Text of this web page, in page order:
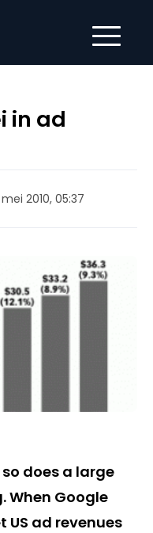
in ad
mei 2010, 05:37
does a large
When Google
US ad revenues